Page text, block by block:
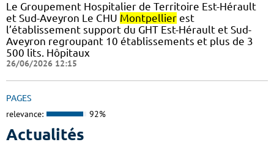
Le Groupement Hospitalier de Territoire Est-Hérault
et Sud-Aveyron Le CHU Montpellier est
l’établissement support du GHT Est-Hérault et Sud-
Aveyron regroupant 10 établissements et plus de 3
500 lits. Hôpitaux
26/06/2026 12:15
PAGES
relevance: 92%
Actualités